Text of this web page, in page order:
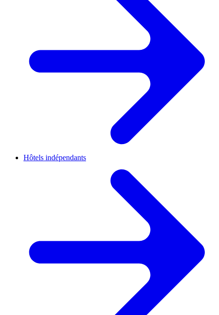
Hôtels indépendants